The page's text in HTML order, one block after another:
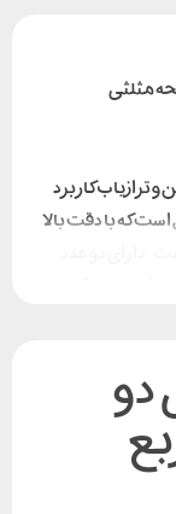
مثلثی
ترازیاب کاربرد
که با دقت بالا
. دارای دو عدد
آبکاری شده و
دو